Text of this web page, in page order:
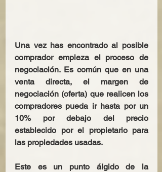
Una vez has encontrado al posible
comprador empieza el proceso de
negociación. Es común que en una
venta directa, el margen de
negociación (oferta) que realicen los
compradores pueda ir hasta por un
10% por debajo del precio
establecido por el propietario para
las propiedades usadas.
Este es un punto álgido de la